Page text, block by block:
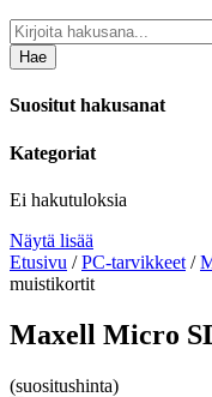
Hae
Suositut hakusanat
Kategoriat
Ei hakutuloksia
Näytä lisää
Etusivu /PC-tarvikkeet /
muistikortit
Maxell Micro
(suositushinta)